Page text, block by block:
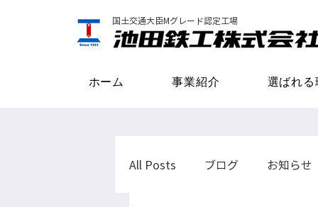
国土交通大臣Mグレード認定工場
ホーム 事業紹介 選ばれる
All Posts ブログ お知らせ